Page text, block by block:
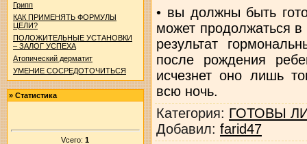
Грипп
КАК ПРИМЕНЯТЬ ФОРМУЛЫ
ЦЕЛИ?
ПОЛОЖИТЕЛЬНЫЕ УСТАНОВКИ
– ЗАЛОГ УСПЕХА
Атопический дерматит
УМЕНИЕ СОСРЕДОТОЧИТЬСЯ
» Статистика
Vсего:1
• вы должны быть
может продолжаться в
результат
после рождения
исчезнет оно лишь
всю ночь.
Категория: ГОТОВЫ
Добавил: farid47